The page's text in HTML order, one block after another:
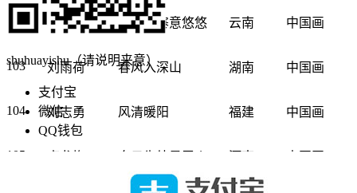
102 刘亚妮 月照山寨意悠悠 云南 中国画
103 刘雨荷 春风入深山 湖南 中国画
104 刘志勇 风清暖阳 福建 中国画
105
shuhuayishu（请说明来意）
支付宝
微信
QQ钱包